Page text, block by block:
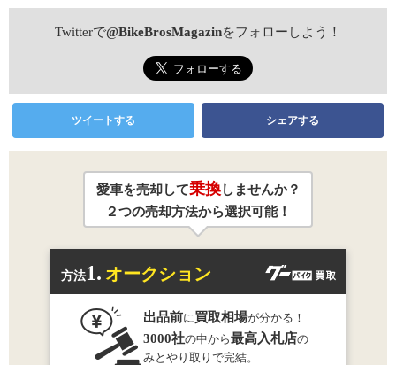
Twitterで@BikeBrosMagazinをフォローしよう！
ツイートする シェアする
愛車を売却して乗換しませんか？
２つの売却方法から選択可能！
方法1. オークション
出品前に 買取相場が分かる！
3000社の中から最高入札店の
みとやり取りで完結。